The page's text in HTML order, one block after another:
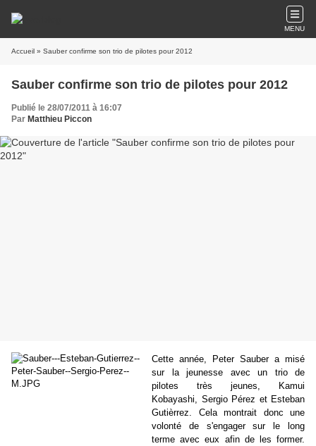
MENU
Accueil » Sauber confirme son trio de pilotes pour 2012
Sauber confirme son trio de pilotes pour 2012
Publié le 28/07/2011 à 16:07
Par Matthieu Piccon
Cette année, Peter Sauber a misé
sur la jeunesse avec un trio de
pilotes très jeunes, Kamui
Kobayashi, Sergio Pérez et Esteban
Gutièrrez. Cela montrait donc une
volonté de s'engager sur le long
terme avec eux afin de les former.